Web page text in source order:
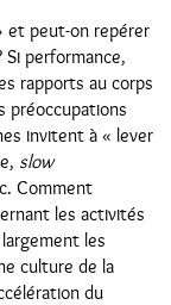
et peut-on repérer
performance,
rapports au corps
préoccupations
invitent à « lever
slow
Comment
les activités
les
culture de la
du